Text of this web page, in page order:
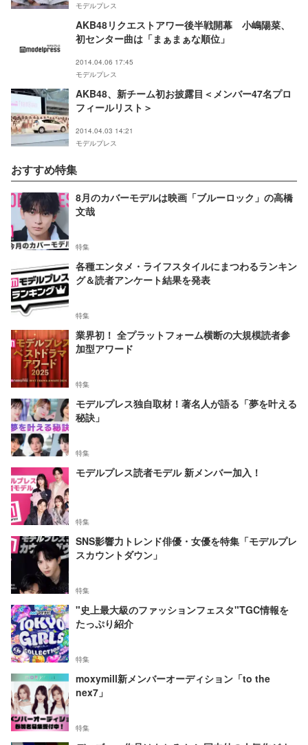
モデルプレス
AKB48リクエストアワー後半戦開幕 小嶋陽菜、
初センター曲は「まぁまぁな順位」
2014.04.06 17:45
モデルプレス
AKB48、新チーム初お披露目＜メンバー47名プロ
フィールリスト＞
2014.04.03 14:21
モデルプレス
おすすめ特集
8月のカバーモデルは映画「ブルーロック」の高橋
文哉
特集
各種エンタメ・ライフスタイルにまつわるランキン
グ＆読者アンケート結果を発表
特集
業界初！ 全プラットフォーム横断の大規模読者参
加型アワード
特集
モデルプレス独自取材！著名人が語る「夢を叶える
秘訣」
特集
モデルプレス読者モデル 新メンバー加入！
特集
SNS影響力トレンド俳優・女優を特集「モデルプレ
スカウントダウン」
特集
"史上最大級のファッションフェスタ"TGC情報を
たっぷり紹介
特集
moxymill新メンバーオーディション「to the
nex7」
特集